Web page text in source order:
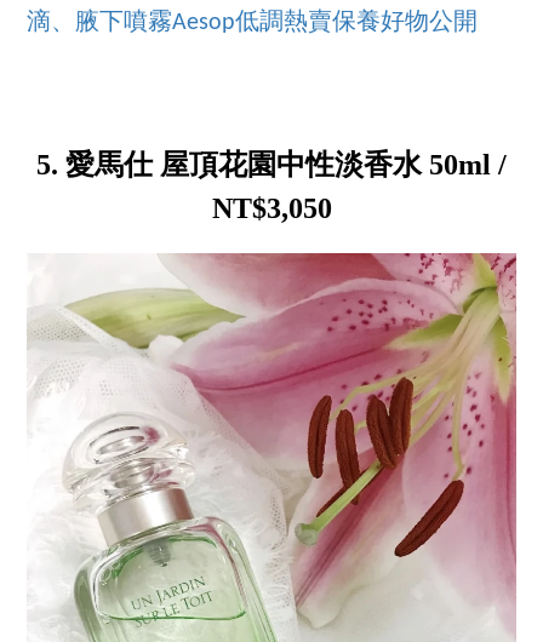
滴、腋下噴霧Aesop低調熱賣保養好物公開
5. 愛馬仕 屋頂花園中性淡香水 50ml /
NT$3,050